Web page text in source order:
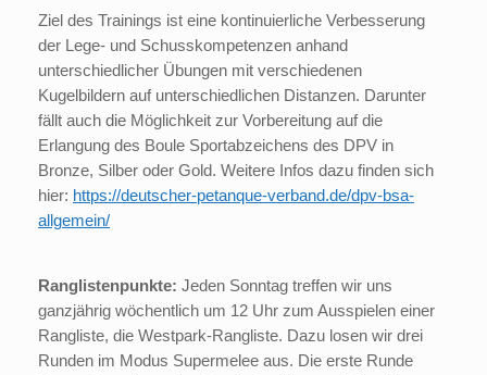
Ziel des Trainings ist eine kontinuierliche Verbesserung
der Lege- und Schusskompetenzen anhand
unterschiedlicher Übungen mit verschiedenen
Kugelbildern auf unterschiedlichen Distanzen. Darunter
fällt auch die Möglichkeit zur Vorbereitung auf die
Erlangung des Boule Sportabzeichens des DPV in
Bronze, Silber oder Gold. Weitere Infos dazu finden sich
hier: https://deutscher-petanque-verband.de/dpv-bsa-
allgemein/
Ranglistenpunkte: Jeden Sonntag treffen wir uns
ganzjährig wöchentlich um 12 Uhr zum Ausspielen einer
Rangliste, die Westpark-Rangliste. Dazu losen wir drei
Runden im Modus Supermelee aus. Die erste Runde